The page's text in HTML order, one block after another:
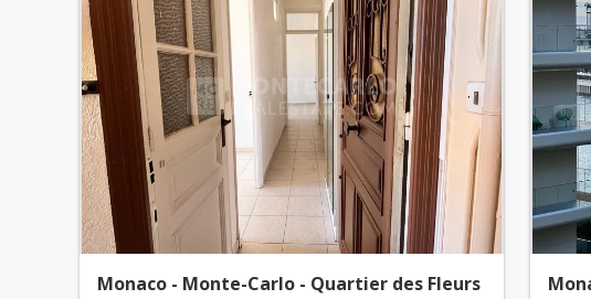
Monaco - Monte-Carlo - Quartier des Fleurs